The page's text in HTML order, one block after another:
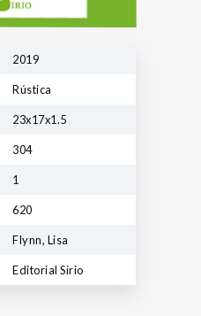
2019
Rústica
23x17x1.5
304
1
620
Flynn, Lisa
Editorial Sirio